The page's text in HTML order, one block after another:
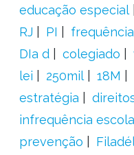
educação especial
RJ
PI
DIa d
colegiado
lei
250mil 18M
estratégia
infrequência
prevenção